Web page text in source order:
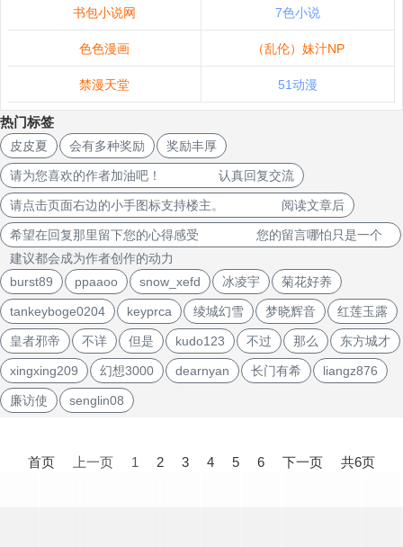
书包小说网 7色小说
色色漫画 （乱伦）妹汁NP
禁漫天堂 51动漫
热门标签
皮皮夏 会有多种奖励 奖励丰厚
请为您喜欢的作者加油吧！ 认真回复交流
请点击页面右边的小手图标支持楼主。 阅读文章后
希望在回复那里留下您的心得感受 您的留言哪怕只是一个
建议都会成为作者创作的动力
burst89
ppaaoo snow_xefd 冰凌宇 菊花好养
tankeyboge0204 keyprca 绫城幻雪 梦晓辉音 红莲玉露
皇者邪帝 不详 但是 kudo123 不过 那么 东方城才
xingxing209 幻想3000 dearnyan 长门有希 liangz876
廉访使 senglin08
首页 上一页 1 2 3 4 5 6 下一页 共6页